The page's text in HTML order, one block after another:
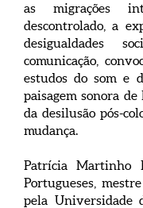
as migrações
descontrolado, a
desigualdades
comunicação,
estudos do som e
paisagem sonora
da desilusão pós-
mudança.
Patrícia Martinho
Portugueses,
pela Universidade